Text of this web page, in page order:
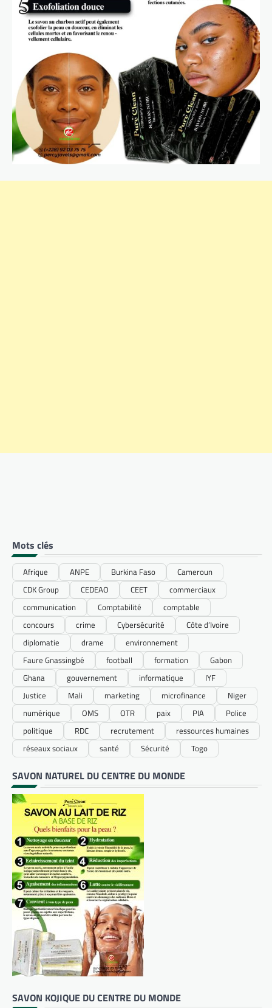
Mots clés
Afrique ANPE Burkina Faso
Cameroun
CDK Group
CEDEAO CEET
commerciaux
communication
Comptabilité
comptable
concours
crime Cybersécurité
Côte d’Ivoire
diplomatie
drame
environnement
Faure Gnassingbé
football formation
Gabon
Ghana
gouvernement informatique
IYF
Justice
Mali marketing microfinance
Niger
numérique
OMS OTR paix PIA
Police
politique
RDC recrutement
ressources humaines
réseaux sociaux
santé Sécurité Togo
SAVON NATUREL DU CENTRE DU MONDE
SAVON KOJIQUE DU CENTRE DU MONDE